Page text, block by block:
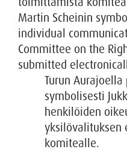
Turun
symbolisesti
henkilöiden
yksilövalituksen
komitealle.